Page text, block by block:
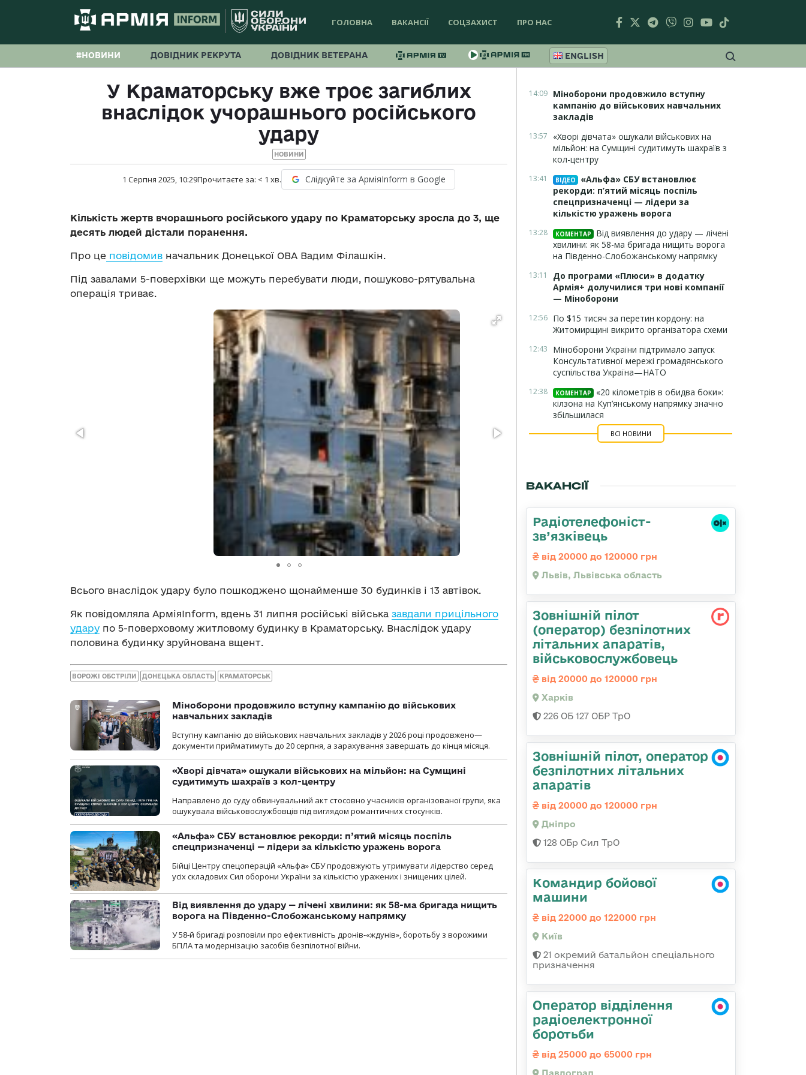
ГОЛОВНА ВАКАНСІЇ СОЦЗАХИСТ ПРО НАС
#НОВИНИ ДОВІДНИК РЕКРУТА ДОВІДНИК ВЕТЕРАНА ENGLISH
У Краматорську вже троє загиблих
внаслідок учорашнього російського
удару
НОВИНИ
1 Серпня 2025, 10:29Прочитаєте за: < 1 хв. Слідкуйте за АрміяInform в Google
Кількість жертв вчорашнього російського удару по Краматорську зросла до 3, ще
десять людей дістали поранення.
Про це повідомив начальник Донецької ОВА Вадим Філашкін.
Під завалами 5-поверхівки ще можуть перебувати люди, пошуково-рятувальна
операція триває.
Всього внаслідок удару було пошкоджено щонайменше 30 будинків і 13 автівок.
Як повідомляла АрміяInform, вдень 31 липня російські війська завдали прицільного
удару по 5-поверховому житловому будинку в Краматорську. Внаслідок удару
половина будинку зруйнована вщент.
ВОРОЖІ ОБСТРІЛИ ДОНЕЦЬКА ОБЛАСТЬ КРАМАТОРСЬК
Міноборони продовжило вступну кампанію до військових
навчальних закладів
Вступну кампанію до військових навчальних закладів у 2026 році продовжено—
документи прийматимуть до 20 серпня, а зарахування завершать до кінця місяця.
«Хворі дівчата» ошукали військових на мільйон: на Сумщині
судитимуть шахраїв з кол-центру
Направлено до суду обвинувальний акт стосовно учасників організованої групи, яка
ошукувала військовослужбовців під виглядом романтичних стосунків.
«Альфа» СБУ встановлює рекорди: п’ятий місяць поспіль
спецпризначенці — лідери за кількістю уражень ворога
Бійці Центру спецоперацій «Альфа» СБУ продовжують утримувати лідерство серед
усіх складових Сил оборони України за кількістю уражених і знищених цілей.
Від виявлення до удару — лічені хвилини: як 58-ма бригада нищить
ворога на Південно-Слобожанському напрямку
У 58-й бригаді розповіли про ефективність дронів-«ждунів», боротьбу з ворожими
БПЛА та модернізацію засобів безпілотної війни.
14:09 Міноборони продовжило вступну
кампанію до військових навчальних
закладів
13:57
«Хворі дівчата» ошукали військових на
мільйон: на Сумщині судитимуть шахраїв з
кол-центру
13:41 ВІДЕО
«Альфа» СБУ встановлює
рекорди: п’ятий місяць поспіль
спецпризначенці — лідери за
кількістю уражень ворога
13:28 КОМЕНТАР
Від виявлення до удару — лічені
хвилини: як 58-ма бригада нищить ворога
на Південно-Слобожанському напрямку
13:11
До програми «Плюси» в додатку
Армія+ долучилися три нові компанії
— Міноборони
12:56 По $15 тисяч за перетин кордону: на
Житомирщині викрито організатора схеми
12:43
Міноборони України підтримало запуск
Консультативної мережі громадянського
суспільства Україна—НАТО
12:38 КОМЕНТАР
«20 кілометрів в обидва боки»:
кілзона на Куп’янському напрямку значно
збільшилася
ВСІ НОВИНИ
ВАКАНСІЇ
Радіотелефоніст-
зв’язківець
від 20000 до 120000 грн
Львів, Львівська область
Зовнішній пілот
(оператор) безпілотних
літальних апаратів,
військовослужбовець
від 20000 до 120000 грн
Харків
226 ОБ 127 ОБР ТрО
Зовнішній пілот, оператор
безпілотних літальних
апаратів
від 20000 до 120000 грн
Дніпро
128 ОБр Сил ТрО
Командир бойової
машини
від 22000 до 122000 грн
Київ
21 окремий батальйон спеціального
призначення
Оператор відділення
радіоелектронної
боротьби
від 25000 до 65000 грн
Павлоград